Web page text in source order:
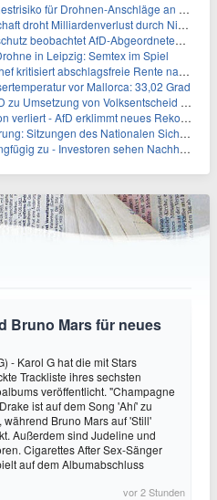
für Drohnen-Anschläge an Flughäfen
droht Milliardenverlust durch Niedrigwasser
beobachtet AfD-Abgeordneten Nolte
in Leipzig: Semtex im Spiel
abschlagsfreie Rente nach 45 Jahren
vor Mallorca: 33,02 Grad
Umsetzung von Volksentscheid auf
- AfD erklimmt neues Rekordhoch
des Nationalen Sicherheitsrates geheim
zu - Investoren sehen Nachholpotenzial
Bruno Mars für neues
- Karol G hat die mit Stars
Trackliste ihres sechsten
veröffentlicht. "Champagne
ist auf dem Song 'Ahí' zu
während Bruno Mars auf 'Still'
Außerdem sind Judeline und
Cigarettes After Sex-Sänger
auf dem Albumabschluss
vor 2 Stunden